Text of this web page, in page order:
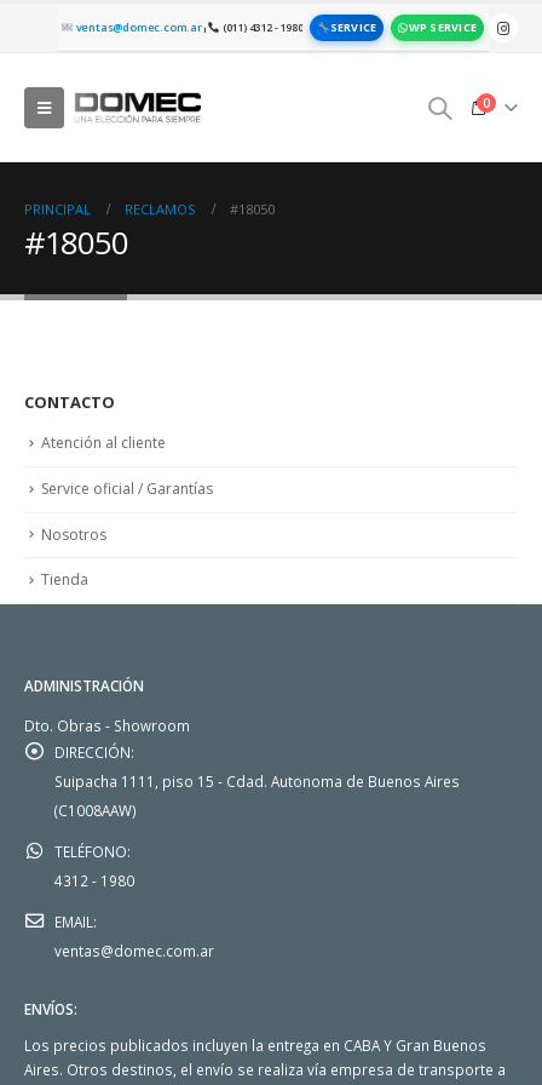
ventas@domec.com.ar| (011) 4312 - 1980 SERVICE WP SERVICE
0
PRINCIPAL RECLAMOS #18050
#18050
CONTACTO
Atención al cliente
Service oficial / Garantías
Nosotros
Tienda
ADMINISTRACIÓN
Dto. Obras - Showroom
DIRECCIÓN:
Suipacha 1111, piso 15 - Cdad. Autonoma de Buenos Aires
(C1008AAW)
TELÉFONO:
4312 - 1980
EMAIL:
ventas@domec.com.ar
ENVÍOS:
Los precios publicados incluyen la entrega en CABA Y Gran Buenos
Aires. Otros destinos, el envío se realiza vía empresa de transporte a